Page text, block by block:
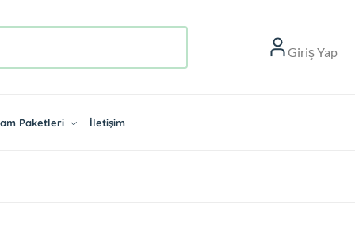
Giriş Yap
Paketleri İletişim